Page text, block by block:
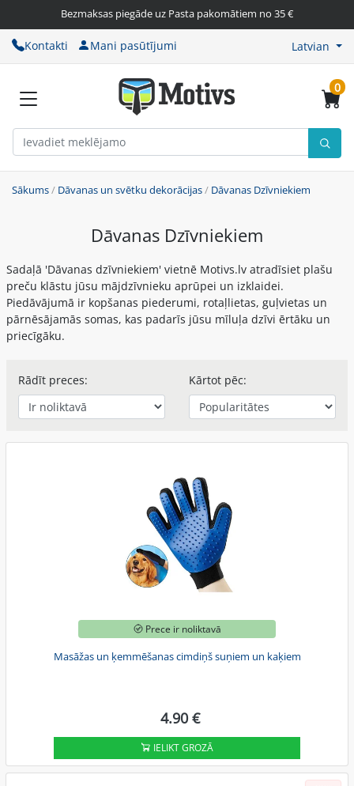
Bezmaksas piegāde uz Pasta pakomātiem no 35 €
Kontakti Mani pasūtījumi Latvian
0
Sākums/ Dāvanas un svētku dekorācijas/ Dāvanas Dzīvniekiem
Dāvanas Dzīvniekiem
Sadaļā 'Dāvanas dzīvniekiem' vietnē Motivs.lv atradīsiet plašu
preču klāstu jūsu mājdzīvnieku aprūpei un izklaidei.
Piedāvājumā ir kopšanas piederumi, rotaļlietas, guļvietas un
pārnēsājamās somas, kas padarīs jūsu mīluļa dzīvi ērtāku un
priecīgāku.
Rādīt preces: Kārtot pēc:
Prece ir noliktavā
Masāžas un ķemmēšanas cimdiņš suņiem un kaķiem
4.90 €
IELIKT GROZĀ